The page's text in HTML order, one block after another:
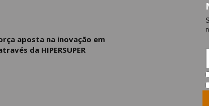
aposta na inovação em
da HIPERSUPER